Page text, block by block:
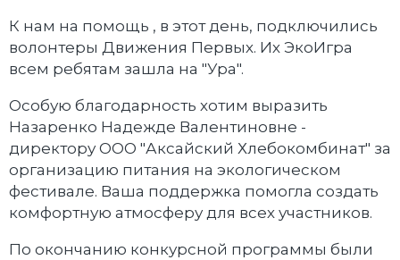
К нам на помощь , в этот день, подключились
волонтеры Движения Первых. Их ЭкоИгра
всем ребятам зашла на "Ура".
Особую благодарность хотим выразить
Назаренко Надежде Валентиновне -
директору ООО "Аксайский Хлебокомбинат" за
организацию питания на экологическом
фестивале. Ваша поддержка помогла создать
комфортную атмосферу для всех участников.
По окончанию конкурсной программы были